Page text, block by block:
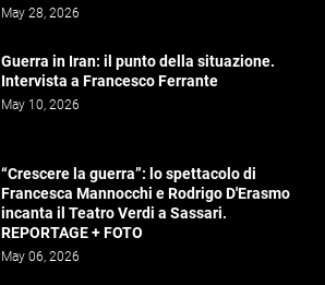
May 28, 2026
Guerra in Iran: il punto della situazione.
Intervista a Francesco Ferrante
May 10, 2026
“Crescere la guerra”: lo spettacolo di
Francesca Mannocchi e Rodrigo D'Erasmo
incanta il Teatro Verdi a Sassari.
REPORTAGE + FOTO
May 06, 2026